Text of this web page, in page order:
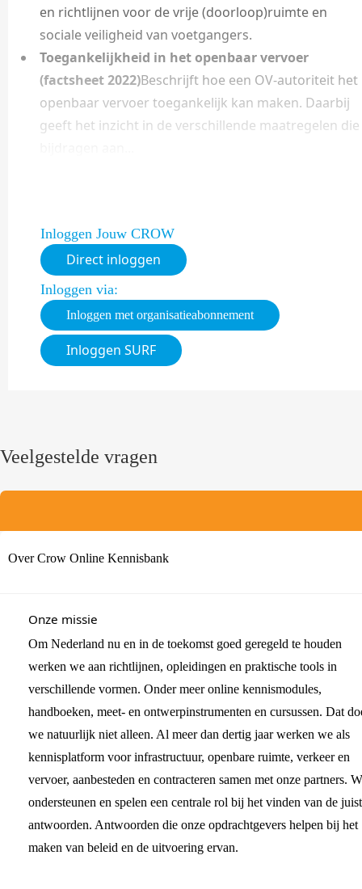
en richtlijnen voor de vrije (doorloop)ruimte en
sociale veiligheid van voetgangers.
Toegankelijkheid in het openbaar vervoer
(factsheet 2022)Beschrijft hoe een OV-autoriteit het
openbaar vervoer toegankelijk kan maken. Daarbij
geeft het inzicht in de verschillende maatregelen die
Inloggen Jouw CROW
Direct inloggen
Inloggen via:
Inloggen met organisatieabonnement
Inloggen SURF
Veelgestelde vragen
Over Crow Online Kennisbank
Onze missie
Om Nederland nu en in de toekomst goed geregeld te houden
werken we aan richtlijnen, opleidingen en praktische tools in
verschillende vormen. Onder meer online kennismodules,
handboeken, meet- en ontwerpinstrumenten en cursussen. Dat
we natuurlijk niet alleen. Al meer dan dertig jaar werken we als
kennisplatform voor infrastructuur, openbare ruimte, verkeer en
vervoer, aanbesteden en contracteren samen met onze partners.
ondersteunen en spelen een centrale rol bij het vinden van de
antwoorden. Antwoorden die onze opdrachtgevers helpen bij het
maken van beleid en de uitvoering ervan.